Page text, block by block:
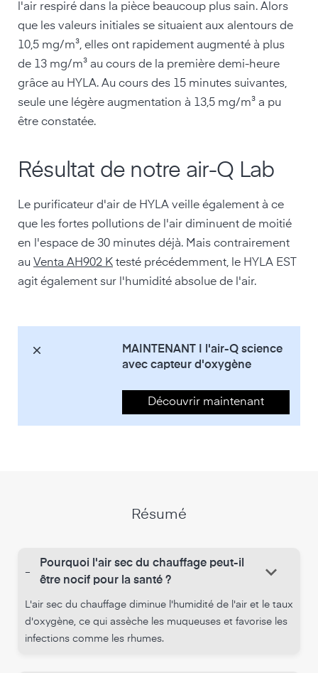
l'air respiré dans la pièce beaucoup plus sain. Alors
que les valeurs initiales se situaient aux alentours de
10,5 mg/m³, elles ont rapidement augmenté à plus
de 13 mg/m³ au cours de la première demi-heure
grâce au HYLA. Au cours des 15 minutes suivantes,
seule une légère augmentation à 13,5 mg/m³ a pu
être constatée.
Résultat de notre air-Q Lab
Le purificateur d'air de HYLA veille également à ce
que les fortes pollutions de l'air diminuent de moitié
en l'espace de 30 minutes déjà. Mais contrairement
au Venta AH902 K testé précédemment, le HYLA EST
agit également sur l'humidité absolue de l'air.
MAINTENANT | l'air-Q science
avec capteur d'oxygène
Découvrir maintenant
Résumé
-
Pourquoi l'air sec du chauffage peut-il
être nocif pour la santé ?
keyboard_arrow_down
L'air sec du chauffage diminue l'humidité de l'air et le taux
d'oxygène, ce qui assèche les muqueuses et favorise les
infections comme les rhumes.